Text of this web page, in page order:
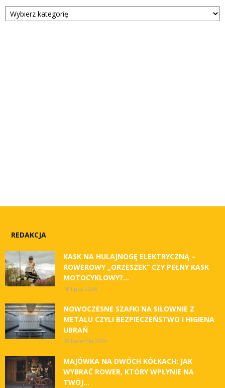
Kategorie
REDAKCJA
KASK NA HULAJNOGĘ ELEKTRYCZNĄ –
ROWEROWY „ORZESZEK” CZY PEŁNY KASK
MOTOCYKLOWY?...
10 lipca 2026
NOWOCZESNE SZAFKI NA SIŁOWNIE Z
METALU CZYLI BEZPIECZEŃSTWO I HIGIENA
UBRAŃ
28 kwietnia 2026
MAJÓWKA NA DWÓCH KÓŁKACH: JAK
WYBRAĆ ROWER, KTÓRY WPŁYNIE NA
TWÓJ...